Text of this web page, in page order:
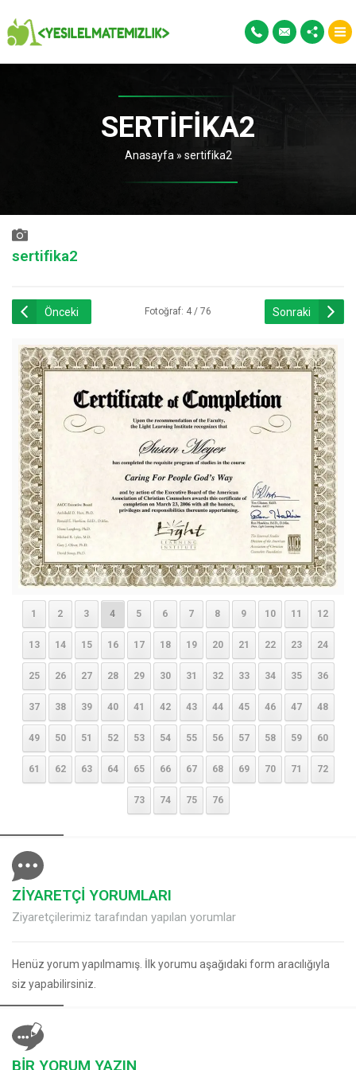
SERTIFIKA2
Anasayfa » sertifika2
sertifika2
Önceki Fotoğraf: 4 / 76 Sonraki
1 2 3 4 5 6 7 8 9 10 11 12
13 14 15 16 17 18 19 20 21 22 23 24
25 26 27 28 29 30 31 32 33 34 35 36
37 38 39 40 41 42 43 44 45 46 47 48
49 50 51 52 53 54 55 56 57 58 59 60
61 62 63 64 65 66 67 68 69 70 71 72
73 74 75 76
ZİYARETÇİ YORUMLARI
Ziyaretçilerimiz tarafından yapılan yorumlar
Henüz yorum yapılmamış. İlk yorumu aşağıdaki form aracılığıyla
siz yapabilirsiniz.
BİR YORUM YAZIN